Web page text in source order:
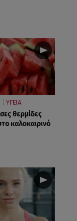
ΥΓΕΙΑ
θερμίδες
καλοκαιρινό